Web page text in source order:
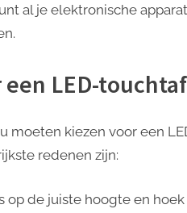
al je elektronische
LED-
moeten kiezen voor een
redenen zijn:
op de juiste hoogte en hoek